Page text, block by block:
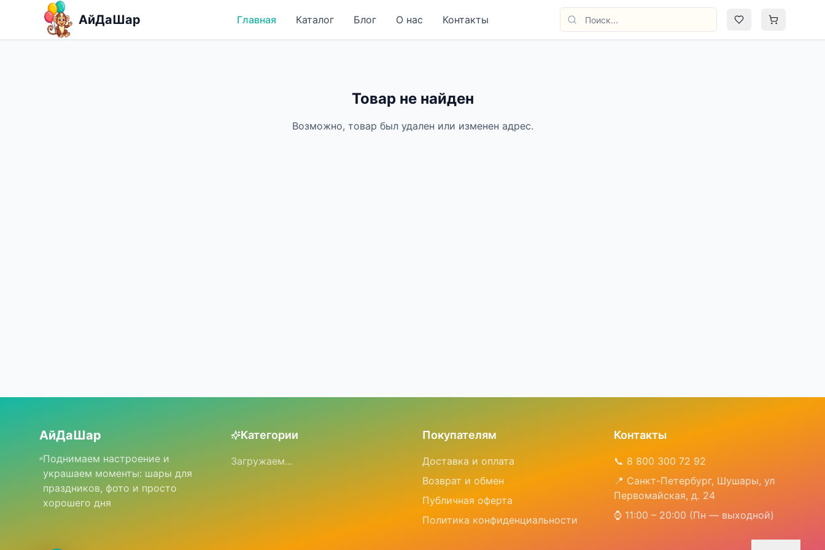
Перейти к содержимому
АйДаШар Главная Каталог Блог О нас Контакты
Товар не найден
Возможно, товар был удален или изменен адрес.
АйДаШар
Поднимаем настроение и
украшаем моменты: шары для
праздников, фото и просто
хорошего дня
Категории
Загружаем...
Покупателям
Доставка и оплата
Возврат и обмен
Публичная оферта
Политика конфиденциальности
Контакты
📞 8 800 300 72 92
📍 Санкт-Петербург, Шушары, ул
Первомайская, д. 24
⌚ 11:00 – 20:00 (Пн — выходной)